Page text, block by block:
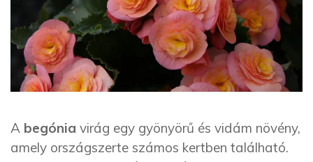
A begónia virág egy gyönyörű és vidám növény,
amely országszerte számos kertben található.